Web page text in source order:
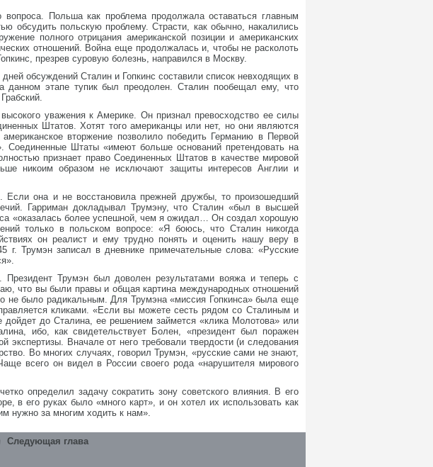
Польша как проблема продолжала оставаться главным
обсудить польскую проблему. Страсти, как обычно, накалились
полного отрицания американской позиции и американских
отношений. Война еще продолжалась и, чтобы не расколоть
презрев суровую болезнь, направился в Москву.
обсуждений Сталин и Гопкинс составили список невходящих в
данном этапе тупик был преодолен. Сталин пообещал ему, что
уважения к Америке. Он признал превосходство ее силы
Штатов. Хотят того американцы или нет, но они являются
вторжение позволило победить Германию в Первой
Соединенные Штаты «имеют больше оснований претендовать на
признает право Соединенных Штатов в качестве мировой
никоим образом не исключают защиты интересов Англии и
Если она и не восстановила прежней дружбы, то произошедший
Гарриман докладывал Трумэну, что Сталин «был в высшей
«оказалась более успешной, чем я ожидал… Он создал хорошую
только в польском вопросе: «Я боюсь, что Сталин никогда
он реалист и ему трудно понять и оценить нашу веру в
Трумэн записал в дневнике примечательные слова: «Русские
Президент Трумэн был доволен результатами вояжа и теперь с
что вы были правы и общая картина международных отношений
не было радикальным. Для Трумэна «миссия Гопкинса» была еще
кликами. «Если вы можете сесть рядом со Сталиным и
до Сталина, ее решением займется «клика Молотова» или
ибо, как свидетельствует Болен, «президент был поражен
экспертизы. Вначале от него требовали твердости (и следования
Во многих случаях, говорил Трумэн, «русские сами не знают,
всего он видел в России своего рода «нарушителя мирового
определил задачу сократить зону советского влияния. В его
в его руках было «много карт», и он хотел их использовать как
нужно за многим ходить к нам».
Следующая глава